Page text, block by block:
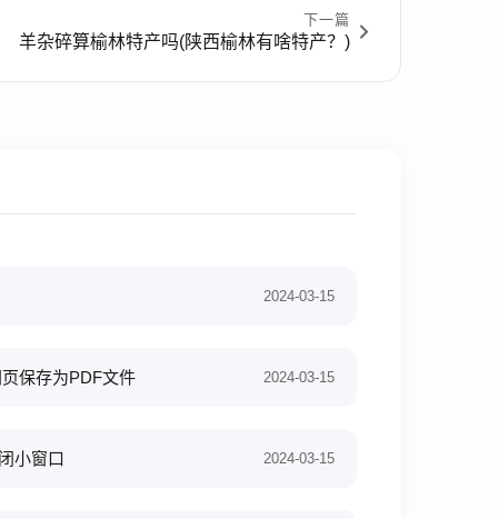
下一篇
羊杂碎算榆林特产吗(陕西榆林有啥特产？)
2024-03-15
保存为PDF文件 2024-03-15
小窗口 2024-03-15